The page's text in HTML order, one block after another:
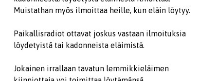
Muistathan myös ilmoittaa heille, kun eläin löytyy.
Paikallisradiot ottavat joskus vastaan ilmoituksia
löydetyistä tai kadonneista eläimistä.
Jokainen irrallaan tavatun lemmikkieläimen